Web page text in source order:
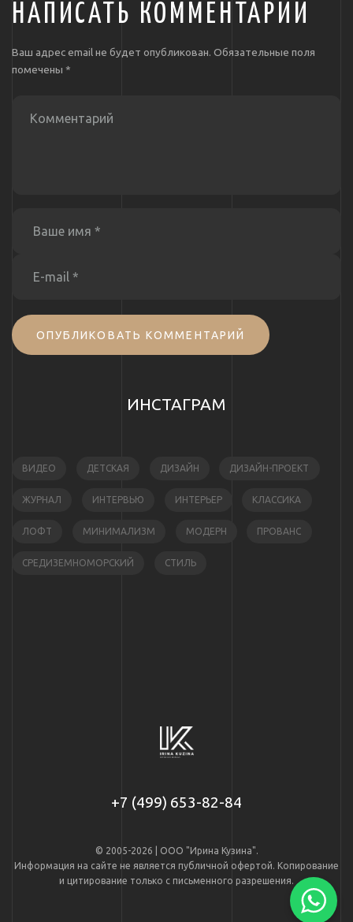
НАПИСАТЬ КОММЕНТАРИЙ
Ваш адрес email не будет опубликован. Обязательные поля
помечены *
ОПУБЛИКОВАТЬ КОММЕНТАРИЙ
ИНСТАГРАМ
ВИДЕО ДЕТСКАЯ ДИЗАЙН ДИЗАЙН-ПРОЕКТ
ЖУРНАЛ ИНТЕРВЬЮ ИНТЕРЬЕР КЛАССИКА
ЛОФТ МИНИМАЛИЗМ МОДЕРН ПРОВАНС
СРЕДИЗЕМНОМОРСКИЙ СТИЛЬ
+7 (499) 653-82-84
© 2005-2026 | ООО "Ирина Кузина".
Информация на сайте не является публичной офертой. Копирование
и цитирование только с письменного разрешения.